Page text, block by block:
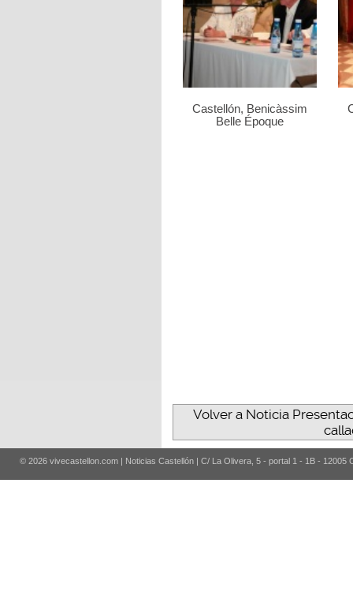
Castellón, Benicàssim
Belle Époque
Volver a Noticia
© 2026 vivecastellon.com | Noticias Castellón | C/ La Olivera, 5 - portal 1 - 1B - 12005